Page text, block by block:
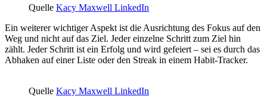
Quelle Kacy Maxwell LinkedIn
Ein weiterer wichtiger Aspekt ist die Ausrichtung des Fokus auf den
Weg und nicht auf das Ziel. Jeder einzelne Schritt zum Ziel hin
zählt. Jeder Schritt ist ein Erfolg und wird gefeiert – sei es durch das
Abhaken auf einer Liste oder den Streak in einem Habit-Tracker.
Quelle Kacy Maxwell LinkedIn